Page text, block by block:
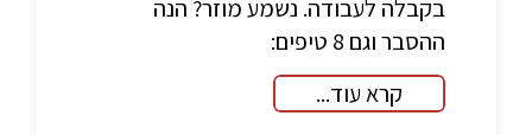
בקבלה לעבודה. נשמע מוזר? הנה
ההסבר וגם 8 טיפים:
קרא עוד...